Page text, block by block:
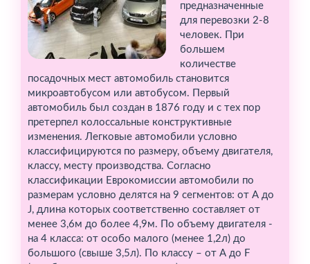
предназначенные
для перевозки 2-8
человек. При
большем
количестве
посадочных мест автомобиль становится
микроавтобусом или автобусом. Первый
автомобиль был создан в 1876 году и с тех пор
претерпел колоссальные конструктивные
изменения. Легковые автомобили условно
классифицируются по размеру, объему двигателя,
классу, месту производства. Согласно
классификации Еврокомиссии автомобили по
размерам условно делятся на 9 сегментов: от А до
J, длина которых соответственно составляет от
менее 3,6м до более 4,9м. По объему двигателя -
на 4 класса: от особо малого (менее 1,2л) до
большого (свыше 3,5л). По классу – от А до F